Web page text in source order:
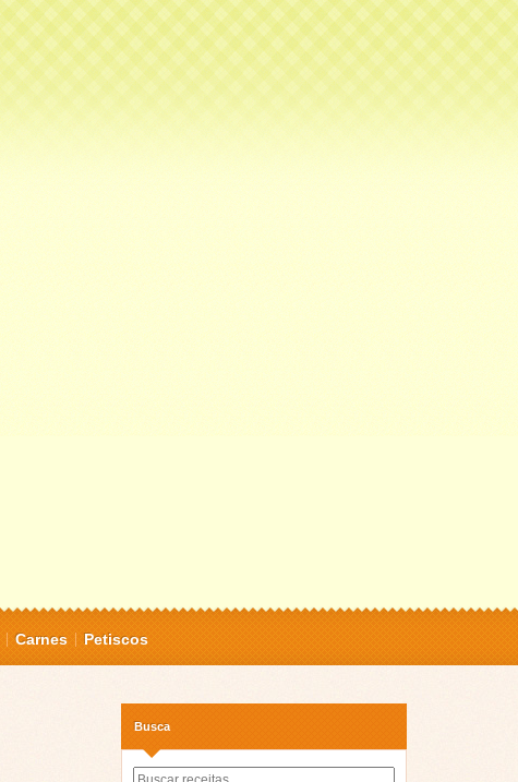
Carnes Petiscos
Busca